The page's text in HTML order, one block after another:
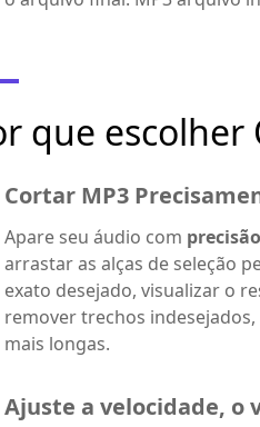
que
Cortar MP3
Apare seu áudio com
arrastar as alças de seleção
exato desejado, visualizar o
remover trechos
mais longas.
Ajuste a velocidade, o